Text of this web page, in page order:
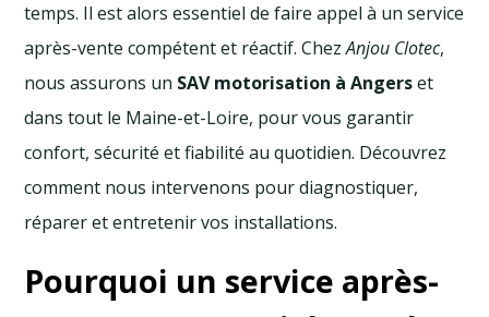
temps. Il est alors essentiel de faire appel à un service
après-vente compétent et réactif. ChezAnjou Clotec,
nous assurons un SAV motorisation à Angerset
dans tout le Maine-et-Loire, pour vous garantir
confort, sécurité et fiabilité au quotidien. Découvrez
comment nous intervenons pour diagnostiquer,
réparer et entretenir vos installations.
Pourquoi un service après-